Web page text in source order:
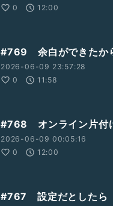
0
12:00
#769 余白ができたか
2026-06-09 23:57:28
0
11:58
#768 オンライン片付
2026-06-09 00:05:16
0
12:00
#767 設定だとしたら